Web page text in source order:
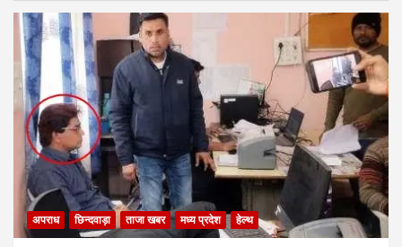
अपराध छिन्दवाड़ा ताजा खबर मध्य प्रदेश हेल्थ